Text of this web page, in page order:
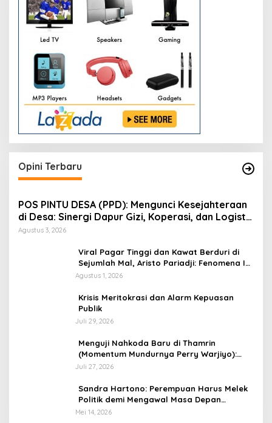
Opini Terbaru
POS PINTU DESA (PPD): Mengunci Kesejahteraan
di Desa: Sinergi Dapur Gizi, Koperasi, dan Logistik
Terpadu
Agustus 3, 2026
Viral Pagar Tinggi dan Kawat Berduri di
Sejumlah Mal, Aristo Pariadji: Fenomena Ini
Cerminan Pentingnya Membangun
Agustus 1, 2026
​Krisis Meritokrasi dan Alarm Kepuasan
Publik
Juli 29, 2026
​Menguji Nahkoda Baru di Thamrin
(Momentum Mundurnya Perry Warjiyo):
Sinergi Kebijakan Moneter-Fiskal di Era
Juli 27, 2026
Sandra Hartono: Perempuan Harus Melek
Politik demi Mengawal Masa Depan
Bangsa
Mei 14, 2026